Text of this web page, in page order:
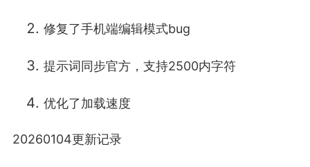
29 10:10 电脑端 智狐AI工作台
事想用上客户端...
1 26
修复了手机端编辑模式bug
提示词同步官方，支持2500内字符
优化了加载速度
20260104更新记录